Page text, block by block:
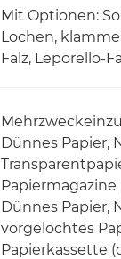
Mit Optionen:
Lochen,
Falz, Leporello-
Dünnes Papier,
Papiermagazine
Dünnes Papier,
vorgelochtes
Papierkassette